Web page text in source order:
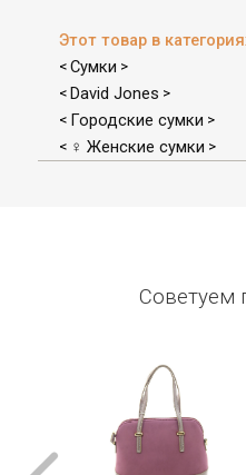
Этот товар в
< Сумки >
< David Jones >
< Городские сумки >
< ♀ Женские сумки >
Советуем